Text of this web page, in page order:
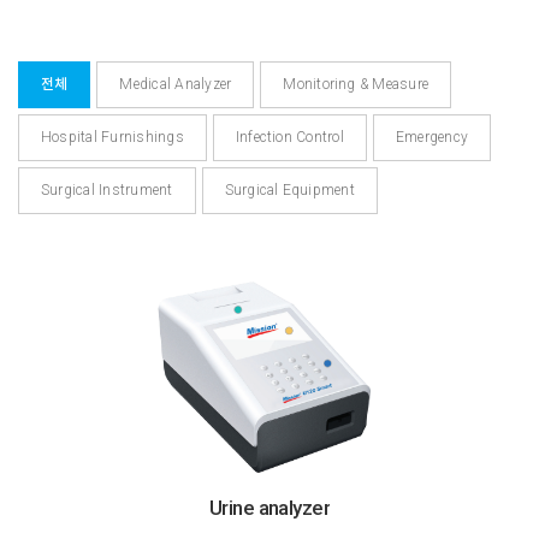
전체 Medical Analyzer Monitoring & Measure
Hospital Furnishings Infection Control Emergency
Surgical Instrument Surgical Equipment
Urine analyzer